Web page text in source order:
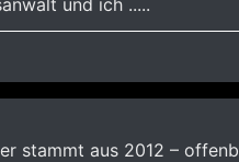
und ich .....
stammt aus 2012 –